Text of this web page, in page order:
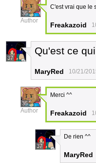
35
Author
C'est vrai que le
Freakazoid
37
Qu'est ce
MaryRed 10/21/
35
Author
Merci ^^
Freakazoid
37
De rien ^^
MaryRed